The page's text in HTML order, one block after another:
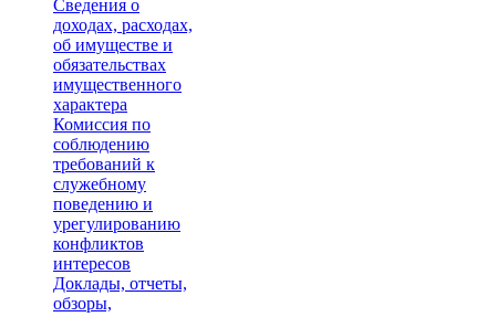
Сведения о
доходах, расходах,
об имуществе и
обязательствах
имущественного
характера
Комиссия по
соблюдению
требований к
служебному
поведению и
урегулированию
конфликтов
интересов
Доклады, отчеты,
обзоры,